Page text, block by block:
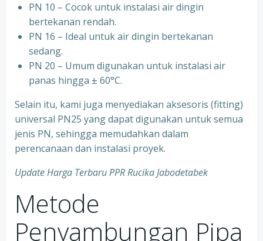
PN 10 – Cocok untuk instalasi air dingin
bertekanan rendah.
⁠PN 16 – Ideal untuk air dingin bertekanan
sedang.
⁠PN 20 – Umum digunakan untuk instalasi air
panas hingga ± 60°C.
Selain itu, kami juga menyediakan aksesoris (fitting)
universal PN25 yang dapat digunakan untuk semua
jenis PN, sehingga memudahkan dalam
perencanaan dan instalasi proyek.
Update Harga Terbaru PPR Rucika Jabodetabek
Metode
Penyambungan Pipa